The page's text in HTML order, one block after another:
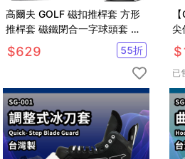
高爾夫 GOLF 磁扣推桿套 方形
推桿套 磁鐵閉合一字球頭套 保
護套【AE10689】
$629 55折
尖
$
已